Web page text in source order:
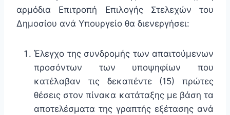
αρμόδια Επιτροπή Επιλογής Στελεχών του
Δημοσίου ανά Υπουργείο θα διενεργήσει:
Έλεγχο της συνδρομής των απαιτούμενων
προσόντων των υποψηφίων που
κατέλαβαν τις δεκαπέντε (15) πρώτες
θέσεις στον πίνακα κατάταξης με βάση τα
αποτελέσματα της γραπτής εξέτασης ανά